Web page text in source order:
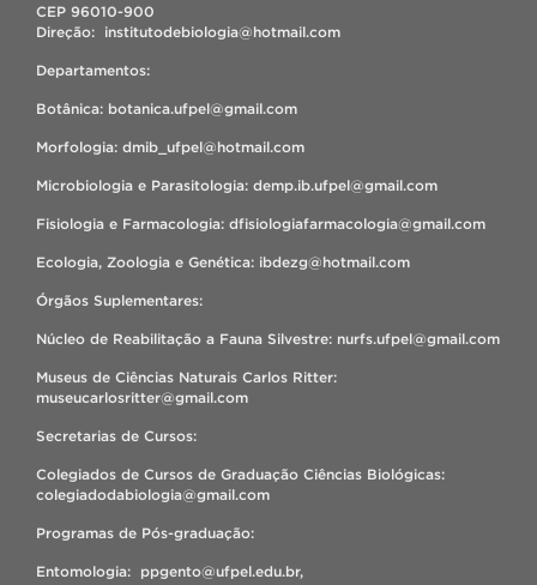
CEP 96010-900
Direção: institutodebiologia@hotmail.com
Departamentos:
Botânica: botanica.ufpel@gmail.com
Morfologia: dmib_ufpel@hotmail.com
Microbiologia e Parasitologia: demp.ib.ufpel@gmail.com
Fisiologia e Farmacologia: dfisiologiafarmacologia@gmail.com
Ecologia, Zoologia e Genética: ibdezg@hotmail.com
Órgãos Suplementares:
Núcleo de Reabilitação a Fauna Silvestre: nurfs.ufpel@gmail.com
Museus de Ciências Naturais Carlos Ritter:
museucarlosritter@gmail.com
Secretarias de Cursos:
Colegiados de Cursos de Graduação Ciências Biológicas:
colegiadodabiologia@gmail.com
Programas de Pós-graduação:
Entomologia: ppgento@ufpel.edu.br,